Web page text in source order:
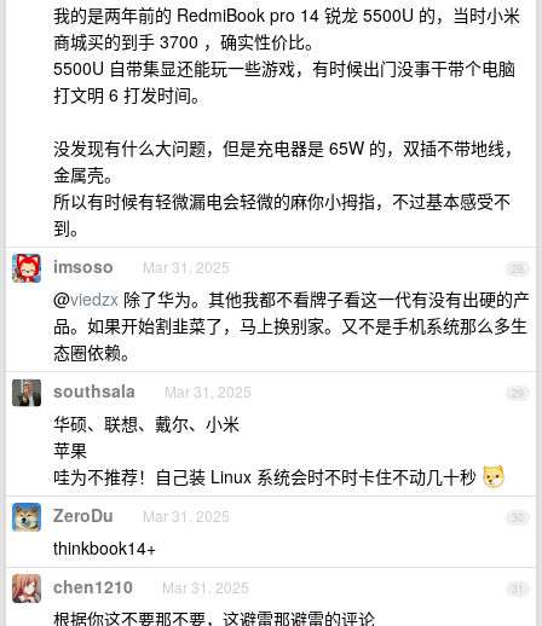
我的是两年前的 RedmiBook pro 14 锐龙 5500U 的，当时小米
商城买的到手 3700 ，确实性价比。
5500U 自带集显还能玩一些游戏，有时候出门没事干带个电脑
打文明 6 打发时间。
没发现有什么大问题，但是充电器是 65W 的，双插不带地线，
金属壳。
所以有时候有轻微漏电会轻微的麻你小拇指，不过基本感受不
到。
28
imsoso Mar 31, 2025
@viedzx 除了华为。其他我都不看牌子看这一代有没有出硬的产
品。如果开始割韭菜了，马上换别家。又不是手机系统那么多生
态圈依赖。
29
southsala Mar 31, 2025
华硕、联想、戴尔、小米
苹果
哇为不推荐！自己装 Linux 系统会时不时卡住不动几十秒
30
ZeroDu Mar 31, 2025
thinkbook14+
31
chen1210 Mar 31, 2025
根据你这不要那不要，这避雷那避雷的评论